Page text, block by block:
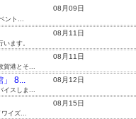
08月09日
ント...
08月11日
ます。
08月11日
賀港とそ...
8... 08月12日
イスしま...
08月15日
イズ...